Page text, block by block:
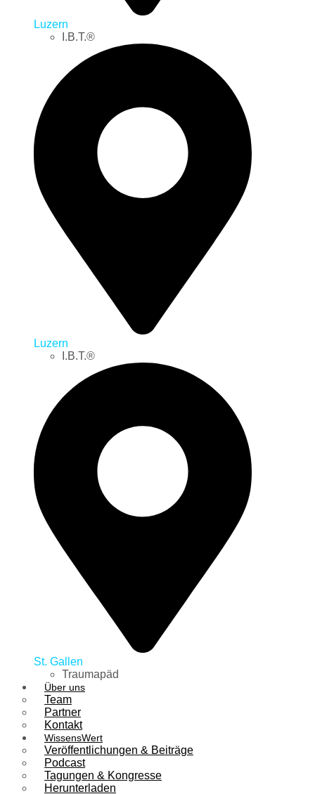
Luzern
I.B.T.®
Luzern
I.B.T.®
St. Gallen
Traumapäd
Über uns
Team
Partner
Kontakt
WissensWert
Veröffentlichungen & Beiträge
Podcast
Tagungen & Kongresse
Herunterladen